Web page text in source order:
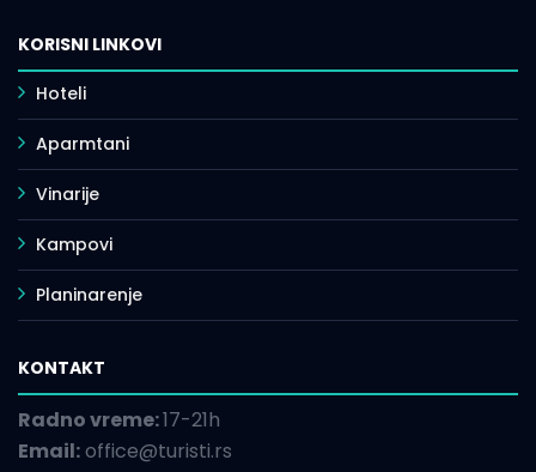
KORISNI LINKOVI
Hoteli
Aparmtani
Vinarije
Kampovi
Planinarenje
KONTAKT
Radno vreme:17-21h
Email:office@turisti.rs